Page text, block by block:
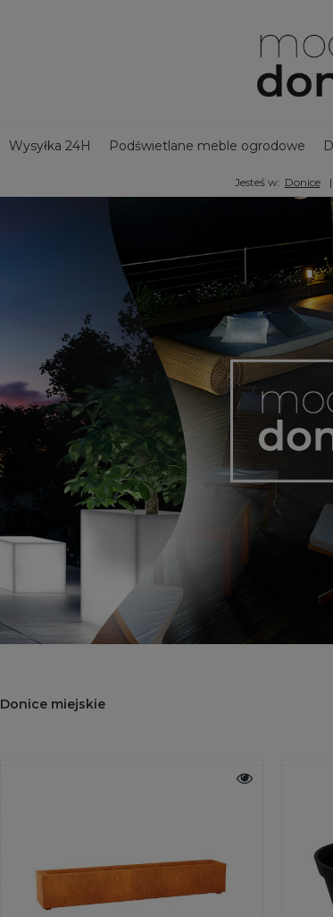
Wysyłka 24H Podświetlane meble ogrodowe
Kwietniki Dekoracyjny zbiornik na deszczówkę
Donice na taras Ozdoby ogrodowe
Jesteś w: Donice
Donice miejskie